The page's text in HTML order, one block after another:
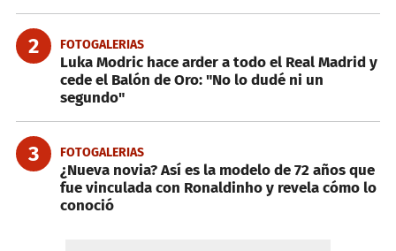
2 FOTOGALERIAS
Luka Modric hace arder a todo el Real Madrid y
cede el Balón de Oro: "No lo dudé ni un
segundo"
3 FOTOGALERIAS
¿Nueva novia? Así es la modelo de 72 años que
fue vinculada con Ronaldinho y revela cómo lo
conoció